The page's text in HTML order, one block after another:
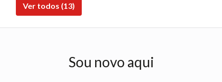
Ver todos (13)
Sou novo aqui